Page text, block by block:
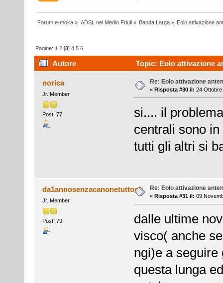
Forum e-moka » ADSL nel Medio Friuli» Banda Larga» Eolo attivazione
Pagine: 1 2 [3]4 5 6
Autore Topic: Eolo attivazione
norica
Jr. Member
Post: 77
Re: Eolo attivazione
« Risposta #30 il: 24 Ottobre
si.... il
centrali sono
tutti gli altri si
da1annosenzacanonetuttook
Jr. Member
Post: 79
Re: Eolo attivazione
« Risposta #31 il: 09
dalle ultime
visco( anche
ngi)e a seguire
questa lunga